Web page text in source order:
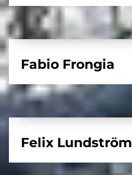
Fabio Frongia
Felix Lundström